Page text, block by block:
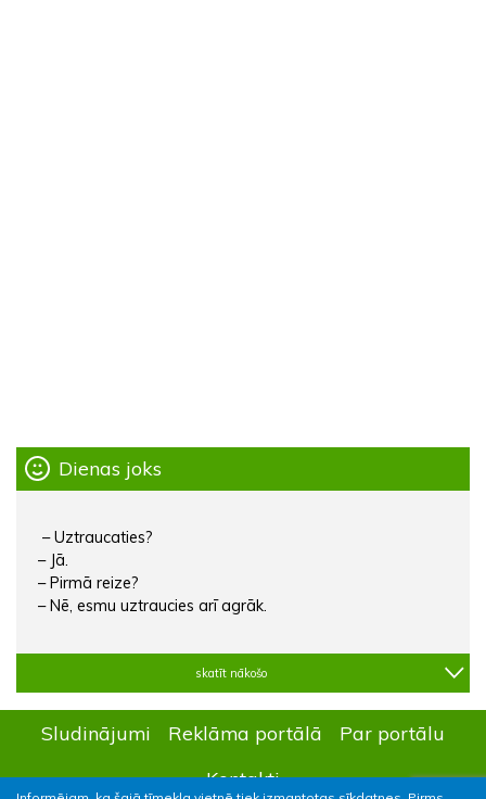
Dienas joks
– Uztraucaties?
– Jā.
– Pirmā reize?
– Nē, esmu uztraucies arī agrāk.
skatīt nākošo
Sludinājumi Reklāma portālā
Par portālu
Kontakti